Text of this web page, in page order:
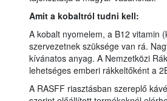
Amit a kobaltról tudni kell:
A kobalt nyomelem, a B12 vitamin
szervezetnek szüksége van rá.
kívánatos anyag. A Nemzetközi
lehetséges emberi rákkeltőként a
A RASFF riasztásban szereplő